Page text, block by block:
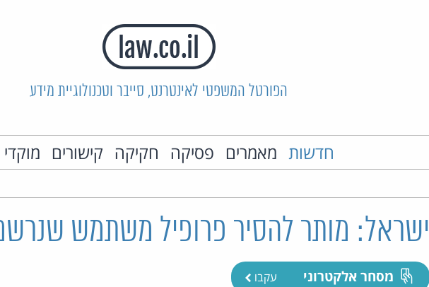
הפורטל המשפטי לאינטרנט, סייבר וטכנולוגיית מידע
חדשות מאמרים פסיקה חקיקה קישורים
ישראל: מותר להסיר פרופיל משתמש
מסחר אלקטרוני עקבו